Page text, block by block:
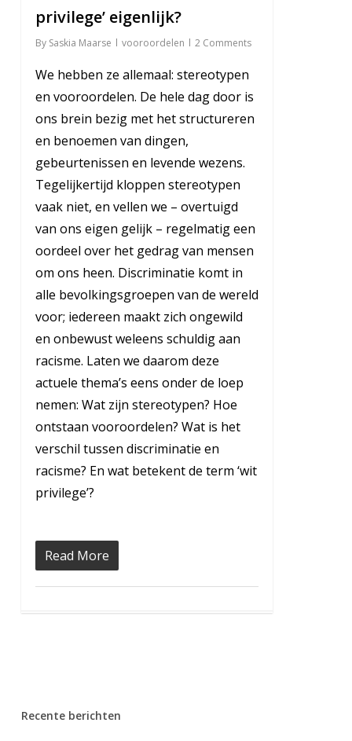
privilege’ eigenlijk?
By Saskia Maarse vooroordelen 2 Comments
We hebben ze allemaal: stereotypen
en vooroordelen. De hele dag door is
ons brein bezig met het structureren
en benoemen van dingen,
gebeurtenissen en levende wezens.
Tegelijkertijd kloppen stereotypen
vaak niet, en vellen we – overtuigd
van ons eigen gelijk – regelmatig een
oordeel over het gedrag van mensen
om ons heen. Discriminatie komt in
alle bevolkingsgroepen van de wereld
voor; iedereen maakt zich ongewild
en onbewust weleens schuldig aan
racisme. Laten we daarom deze
actuele thema’s eens onder de loep
nemen: Wat zijn stereotypen? Hoe
ontstaan vooroordelen? Wat is het
verschil tussen discriminatie en
racisme? En wat betekent de term ‘wit
privilege’?
Read More
Recente berichten